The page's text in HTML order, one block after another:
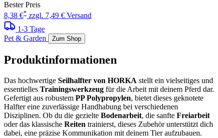
Bester Preis
8,38 €* zzgl. 7,49 € Versand
1-3 Tage
Pet & Garden
Zum Shop
Produktinformationen
Das hochwertige Seilhalfter von HORKA stellt ein vielseitiges und
essentielles Trainingswerkzeug für die Arbeit mit deinem Pferd dar.
Gefertigt aus robustem PP Polypropylen, bietet dieses geknotete
Halfter eine zuverlässige Handhabung bei verschiedenen
Disziplinen. Ob du die gezielte Bodenarbeit, die sanfte Freiarbeit
oder das klassische Reiten trainierst, dieses Zubehör unterstützt dich
dabei, eine präzise Kommunikation mit deinem Tier aufzubauen.